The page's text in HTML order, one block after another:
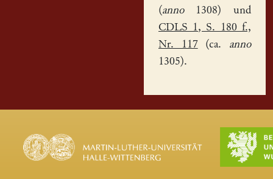
(anno1308) und
CDLS 1, S. 180 f.,
Nr. 117(ca. anno
1305).